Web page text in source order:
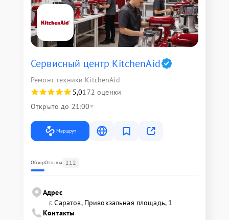
Сервисный центр KitchenAid
Ремонт техники KitchenAid
5,0172 оценки
Открыто до 21:00
Маршрут
ОбзорОтзывы 212
Адрес
г. Саратов, Привокзальная площадь, 1
Контакты